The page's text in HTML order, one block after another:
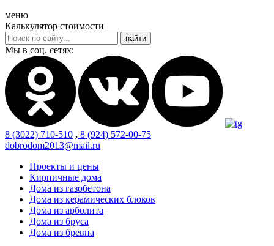
меню
Калькулятор стоимости
Мы в соц. сетях:
8 (3022) 710-510 , 8 (924) 572-00-75
dobrodom2013@mail.ru
Проекты и цены
Кирпичные дома
Дома из газобетона
Дома из керамических блоков
Дома из арболита
Дома из бруса
Дома из бревна